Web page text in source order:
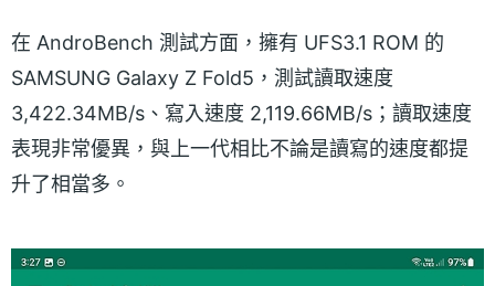
在 AndroBench 測試方面，擁有 UFS3.1 ROM 的
SAMSUNG Galaxy Z Fold5，測試讀取速度
3,422.34MB/s、寫入速度 2,119.66MB/s；讀取速度
表現非常優異，與上一代相比不論是讀寫的速度都提
升了相當多。